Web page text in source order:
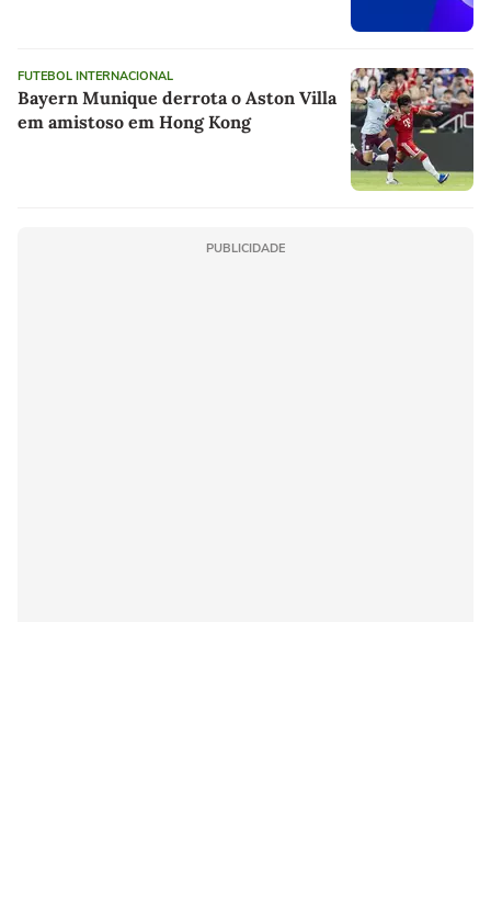
FUTEBOL INTERNACIONAL
Bayern Munique derrota o Aston Villa
em amistoso em Hong Kong
PUBLICIDADE